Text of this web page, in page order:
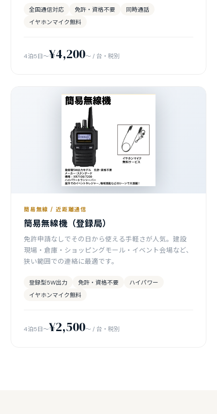
全国通信対応 免許・資格不要
同時通話
イヤホンマイク無料
4泊5日〜¥4,200〜 / 台・税別
簡易無線 / 近距離通信
簡易無線機（登録局）
免許申請なしでその日から使える手軽さが人気。建設
現場・倉庫・ショッピングモール・イベント会場など、
狭い範囲での連絡に最適です。
登録型5W出力 免許・資格不要
ハイパワー
イヤホンマイク無料
4泊5日〜¥2,500〜 / 台・税別